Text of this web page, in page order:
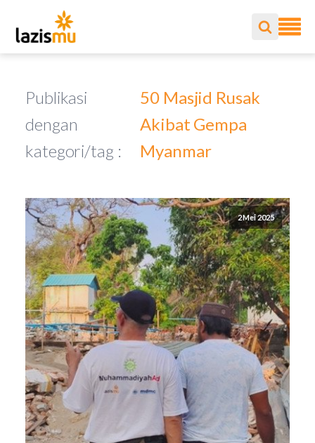
Publikasi
dengan
kategori/tag :
50 Masjid Rusak
Akibat Gempa
Myanmar
2 Mei 2025